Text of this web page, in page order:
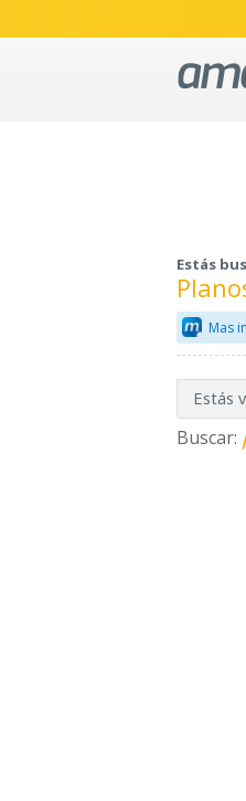
Estás
Mas
Estás
Buscar: